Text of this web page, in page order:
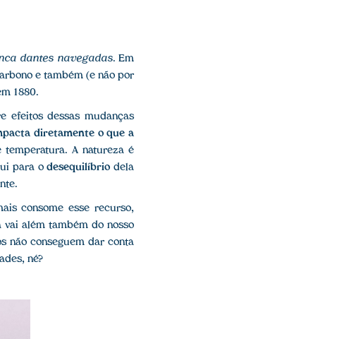
dantes navegadas. Em
e também (e não por
1880.
efeitos dessas mudanças
diretamente o que a
A natureza é
para odesequilíbrio dela
consome esse recurso,
vai além também do nosso
não conseguem dar conta
né?